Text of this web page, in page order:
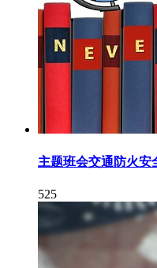
主题班会交通防火安
525